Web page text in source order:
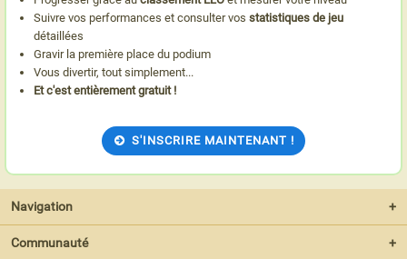
Suivre vos performances et consulter vos statistiques de jeu
détaillées
Gravir la première place du podium
Vous divertir, tout simplement...
Et c'est entièrement gratuit !
S'INSCRIRE MAINTENANT !
Navigation +
Communauté +